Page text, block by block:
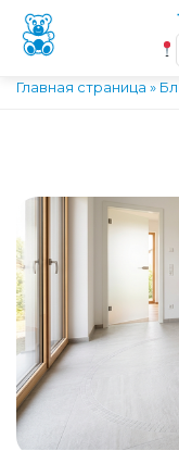
Главная страница »